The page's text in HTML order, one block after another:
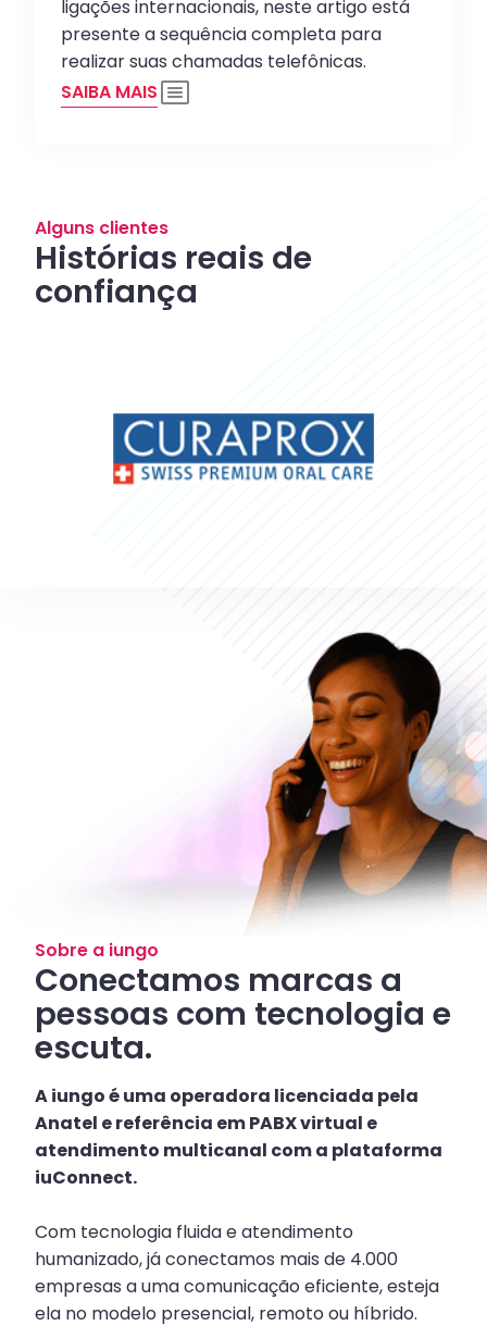
ligações internacionais, neste artigo está
presente a sequência completa para
realizar suas chamadas telefônicas.
SAIBA MAIS
Alguns clientes
Histórias reais de
confiança
Sobre a iungo
Conectamos marcas a
pessoas com tecnologia e
escuta.
A iungo é uma operadora licenciada pela
Anatel e referência em PABX virtual e
atendimento multicanal com a plataforma
iuConnect.
Com tecnologia fluida e atendimento
humanizado, já conectamos mais de 4.000
empresas a uma comunicação eficiente, esteja
ela no modelo presencial, remoto ou híbrido.